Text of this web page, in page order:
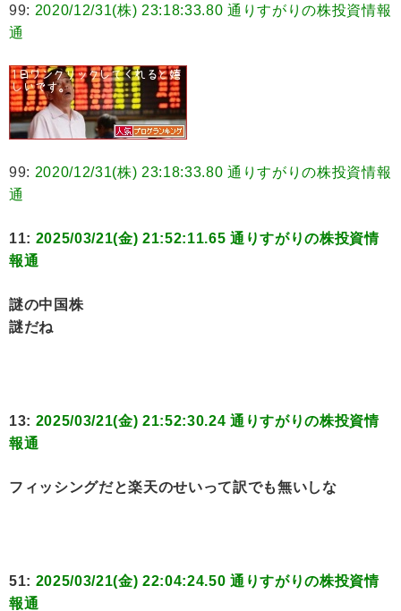
99: 2020/12/31(株) 23:18:33.80 通りすがりの株投資情報
通
99: 2020/12/31(株) 23:18:33.80 通りすがりの株投資情報
通
11: 2025/03/21(金) 21:52:11.65 通りすがりの株投資情
報通
謎の中国株
謎だね
13: 2025/03/21(金) 21:52:30.24 通りすがりの株投資情
報通
フィッシングだと楽天のせいって訳でも無いしな
51: 2025/03/21(金) 22:04:24.50 通りすがりの株投資情
報通